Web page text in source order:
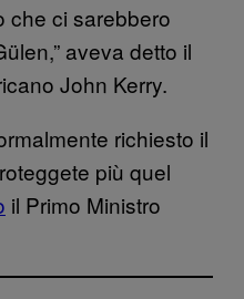
che ci sarebbero
aveva detto il
John Kerry.
richiesto il
più quel
il Primo Ministro